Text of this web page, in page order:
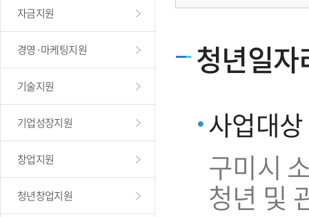
자금지원
경영·마케팅지원
기술지원
기업성장지원
창업지원
청년창업지원
청년일
사업대상
구미시
청년 및